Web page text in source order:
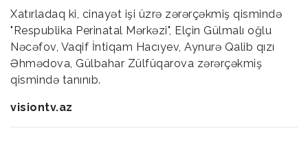
Xatırladaq ki, cinayət işi üzrə zərərçəkmiş qismində
"Respublika Perinatal Mərkəzi", Elçin Gülmalı oğlu
Nəcəfov, Vaqif İntiqam Hacıyev, Aynurə Qalib qızı
Əhmədova, Gülbahar Zülfüqarova zərərçəkmiş
qismində tanınıb.
visiontv.az